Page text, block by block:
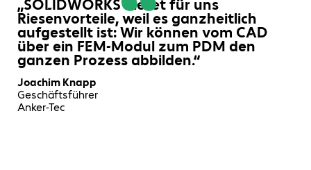
„SOLIDWORKS bietet für uns
Riesenvorteile, weil es ganzheitlich
aufgestellt ist: Wir können vom CAD
über ein FEM-Modul zum PDM den
ganzen Prozess abbilden.“
Joachim Knapp
Geschäftsführer
Anker-Tec